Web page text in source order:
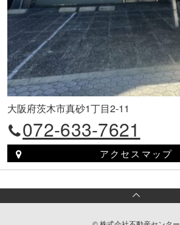
大阪府茨木市真砂1丁目2-11
072-633-7621
アクセスマップ